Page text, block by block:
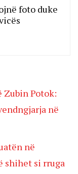
foto duke
Zubin Potok:
në
në
shihet si rruga